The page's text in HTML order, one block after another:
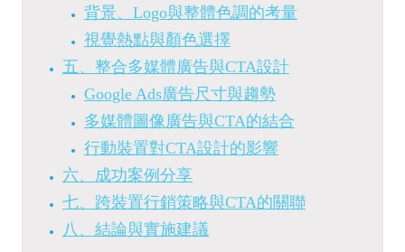
背景、Logo與整體色調的考量
視覺熱點與顏色選擇
五、整合多媒體廣告與CTA設計
Google Ads廣告尺寸與趨勢
多媒體圖像廣告與CTA的結合
行動裝置對CTA設計的影響
六、成功案例分享
七、跨裝置行銷策略與CTA的關聯
八、結論與實施建議